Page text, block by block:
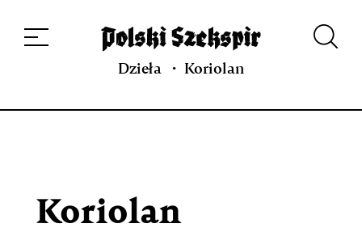
projekcie
Kontakt Indeks strony Aplikacja
Repozytorium XIX w.
Dzieła Koriolan
Koriolan